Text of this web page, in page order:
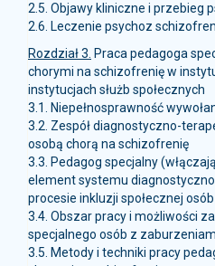
2.5. Objawy kliniczne i przebieg
2.6. Leczenie psychoz
Rozdział 3. Praca pedagoga
chorymi na schizofrenię w
instytucjach służb społecznych
3.1. Niepełnosprawność
3.2. Zespół diagnostyczno-
osobą chorą na schizofrenię
3.3. Pedagog specjalny
element systemu
procesie inkluzji społecznej
3.4. Obszar pracy i możliwości
specjalnego osób z
3.5. Metody i techniki pracy